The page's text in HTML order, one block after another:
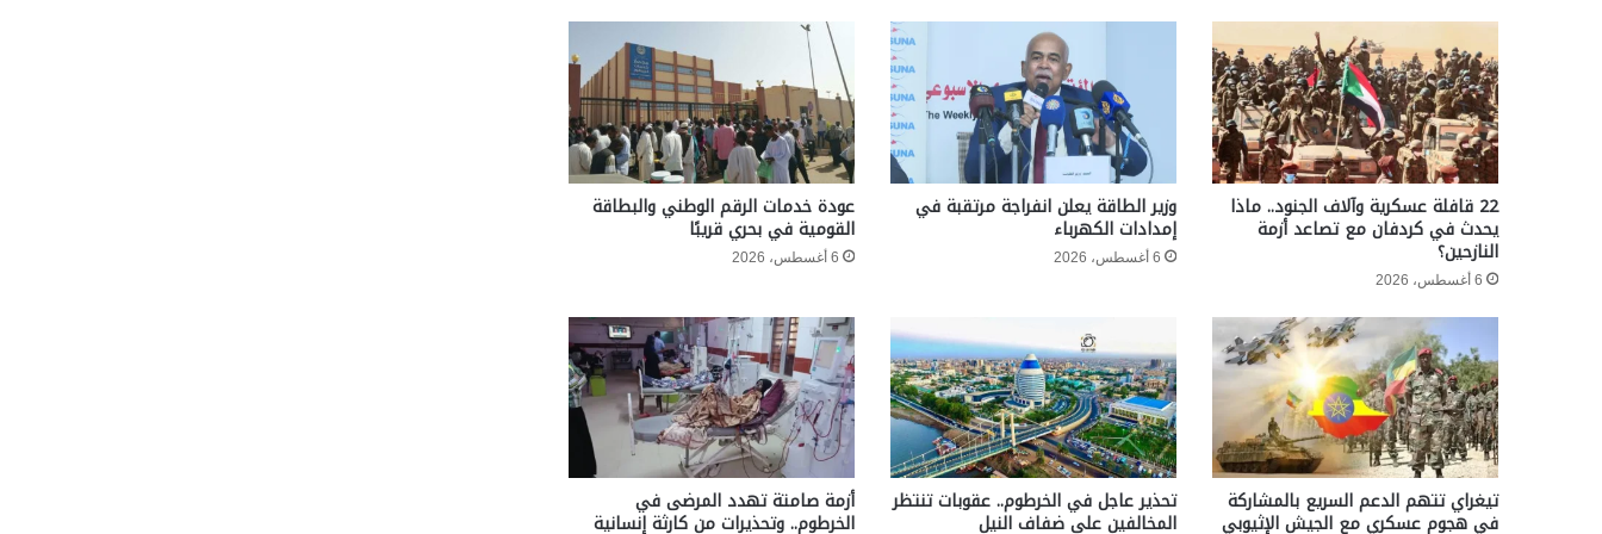
22 قافلة عسكرية وآلاف الجنود.. ماذا
يحدث في كردفان مع تصاعد أزمة
النازحين؟
6 أغسطس، 2026
وزير الطاقة يعلن انفراجة مرتقبة في
إمدادات الكهرباء
6 أغسطس، 2026
عودة خدمات الرقم الوطني والبطاقة
القومية في بحري قريبًا
6 أغسطس، 2026
تيغراي تتهم الدعم السريع بالمشاركة
في هجوم عسكري مع الجيش الإثيوبي
تحذير عاجل في الخرطوم.. عقوبات تنتظر
المخالفين على ضفاف النيل
أزمة صامتة تهدد المرضى في
الخرطوم.. وتحذيرات من كارثة إنسانية